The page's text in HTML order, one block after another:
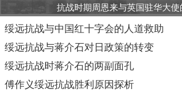
抗战时期周恩来与英国驻华大使
绥远抗战与中国红十字会的人道救助
绥远抗战与蒋介石对日政策的转变
绥远抗战时蒋介石的两副面孔
傅作义绥远抗战胜利原因探析